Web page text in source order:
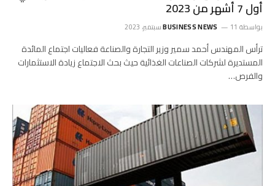
أول 7 أشهر من 2023
بواسطة BUSINESS NEWS 11 سبتمبر، 2023
ترأس المهندس أحمد سمير وزير التجارة والصناعة فعاليات اجتماع المائدة
المستديرة لشركات الصناعات الغذائية حيث بحث الاجتماع زيادة الاستثمارات
والفرص…